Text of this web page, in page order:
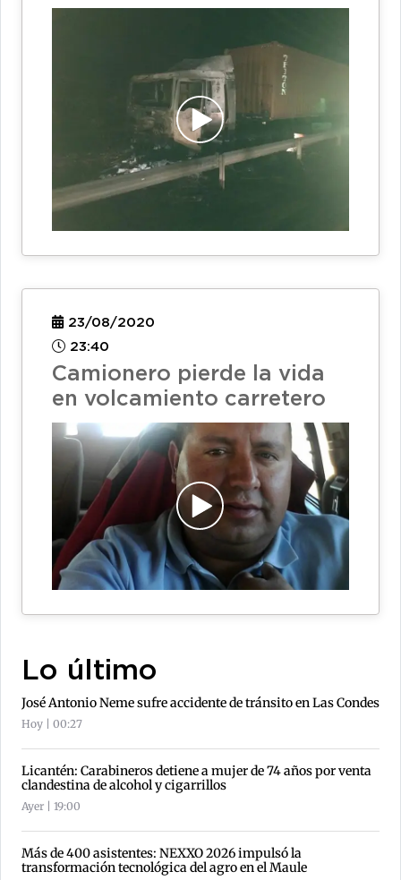
23/08/2020
23:40
Camionero pierde la vida
en volcamiento carretero
Lo último
José Antonio Neme sufre accidente de tránsito en Las Condes
Hoy | 00:27
Licantén: Carabineros detiene a mujer de 74 años por venta
clandestina de alcohol y cigarrillos
Ayer | 19:00
Más de 400 asistentes: NEXXO 2026 impulsó la
transformación tecnológica del agro en el Maule